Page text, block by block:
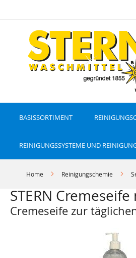
u
m
BASISSORTIMENT
REINIGUNGSSYSTEME UND
Home Reinigungschemie
STERN
Cremeseife zur